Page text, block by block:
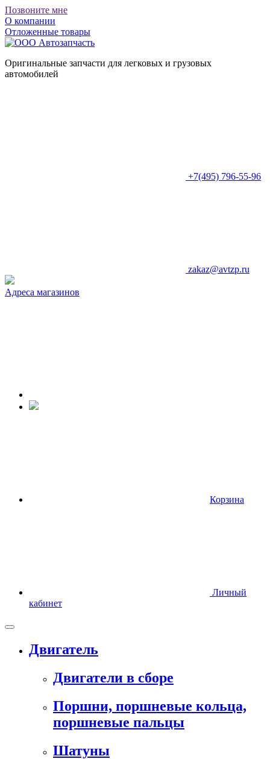
Позвоните мне
О компании
Отложенные товары
Оригинальные запчасти для легковых и грузовых
автомобилей
+7(495) 796-55-96
zakaz@avtzp.ru
Адреса магазинов
Корзина
Личный
кабинет
Двигатель
Двигатели в сборе
Поршни, поршневые кольца,
поршневые пальцы
Шатуны